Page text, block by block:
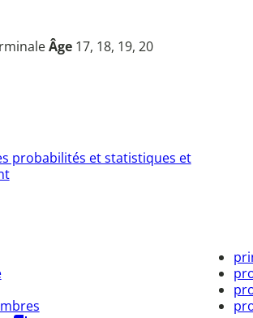
Âge 17, 18, 19, 20
probabilités et statistiques et